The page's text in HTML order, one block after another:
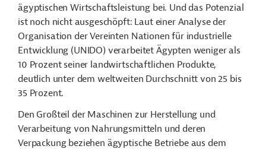
ägyptischen Wirtschaftsleistung bei. Und das Potenzial
ist noch nicht ausgeschöpft: Laut einer Analyse der
Organisation der Vereinten Nationen für industrielle
Entwicklung (UNIDO) verarbeitet Ägypten weniger als
10 Prozent seiner landwirtschaftlichen Produkte,
deutlich unter dem weltweiten Durchschnitt von 25 bis
35 Prozent.
Den Großteil der Maschinen zur Herstellung und
Verarbeitung von Nahrungsmitteln und deren
Verpackung beziehen ägyptische Betriebe aus dem